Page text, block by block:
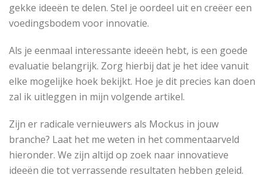
gekke ideeën te delen. Stel je oordeel uit en creëer een
voedingsbodem voor innovatie.
Als je eenmaal interessante ideeën hebt, is een goede
evaluatie belangrijk. Zorg hierbij dat je het idee vanuit
elke mogelijke hoek bekijkt. Hoe je dit precies kan doen
zal ik uitleggen in mijn volgende artikel.
Zijn er radicale vernieuwers als Mockus in jouw
branche? Laat het me weten in het commentaarveld
hieronder. We zijn altijd op zoek naar innovatieve
ideeën die tot verrassende resultaten hebben geleid.